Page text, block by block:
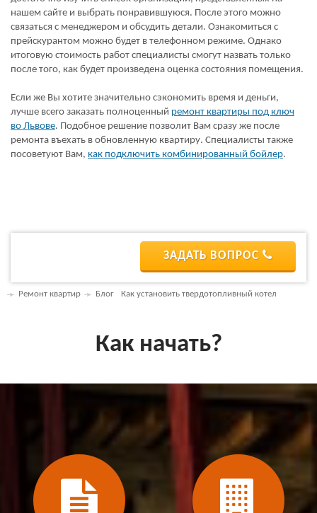
нашем сайте и выбрать понравившуюся. После этого можно
связаться с менеджером и обсудить детали. Ознакомиться с
прейскурантом можно будет в телефонном режиме. Однако
итоговую стоимость работ специалисты смогут назвать только
после того, как будет произведена оценка состояния помещения.
Если же Вы хотите значительно сэкономить время и деньги,
лучше всего заказать полноценный ремонт квартиры под ключ
во Львове. Подобное решение позволит Вам сразу же после
ремонта въехать в обновленную квартиру. Специалисты также
посоветуют Вам, как подключить комбинированный бойлер.
ЗАДАТЬ ВОПРОС
Ремонт квартир Блог Как установить твердотопливный котел
Как начать?